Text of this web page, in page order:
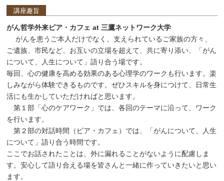
講座趣旨
がん哲学外来ピア・カフェ at 三鷹ネットワーク大学
がんを患うご本人だけでなく、支えられているご家族の方々、
ご遺族、市民など、お互いの立場を超えて、共に寄り添い、「がん
について、人生について」語り合う場です。
毎回、心の健康を高める効果のある心理学のワークも行います。楽
しみながら体験できるものです。ぜひスキルを身につけて、日常生
活にも生かしていただければと思います。
第１部「心のケアワーク」では、各回のテーマに沿って、ワーク
を行います。
第２部の対話時間（ピア・カフェ）では、「がんについて、人生
について」語り合う時間です。
ここでお話されたことは、外に漏れることがないように配慮しま
す。安心して語り合える場を皆さんと一緒に作っていきたいと思い
ます。